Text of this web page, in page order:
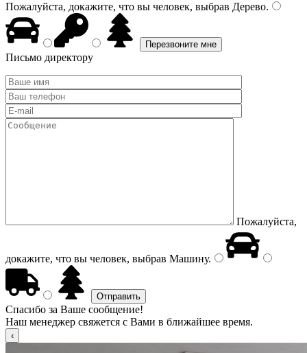
Пожалуйста, докажите, что вы человек, выбрав Дерево.
Письмо директору
Пожалуйста,
докажите, что вы человек, выбрав Машину.
Спасибо за Ваше сообщение!
Наш менеджер свяжется с Вами в ближайшее время.